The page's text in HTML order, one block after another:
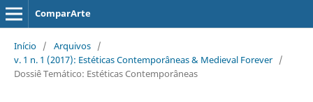
ComparArte
Início / Arquivos /
v. 1 n. 1 (2017): Estéticas Contemporâneas & Medieval Forever /
Dossiê Temático: Estéticas Contemporâneas